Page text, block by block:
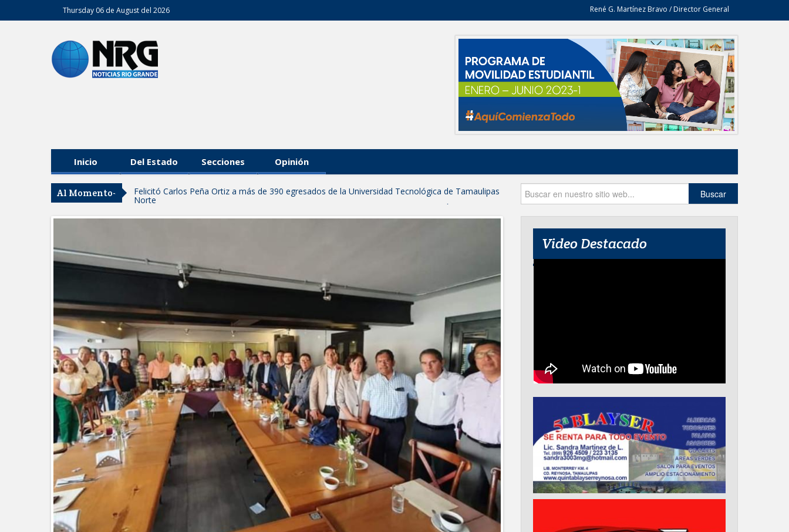
Thursday 06 de August del 2026 René G. Martínez Bravo / Director General
Inicio Del Estado Secciones Opinión
Al Momento- Felicitó Carlos Peña Ortiz a más de 390 egresados de la Universidad Tecnológica de Tamaulipas
Norte
GARANTIZAR UN MEJOR SERVICIO DE AGUA POTABLE
Destacó Alcalde Carlos Peña Ortiz respuesta inmediata de servicios municipales ante tormenta
La UAT, Gobierno del Estado y ganaderos consolidan proyecto “Carne Tam
GOBIERNO MUNICIPAL INVITA A CAMPAÑA DE TAMIZAJE AUDITIVO GRATUITO PARA RECIÉN
NACIDOS EN CLÍNICA UNE NUEVA ERA
Entregó Carlos Peña Ortiz apoyos de "Mamá Luchona", acompañado por la Senadora Maki
Esther Ortiz Domínguez
Instala Sector Salud Comité Estatal de Calidad en Salud para garantizar un trato digno y
humanitario a los pacientes
GOBIERNO MUNICIPAL LLEVARÁ “PRESIDENCIA CERQUITA DE TI” A LAS COLONIAS JARDÍN Y
SAN RAFAEL
Atiende Gobierno de Reynosa reportes ciudadanos
ATIENDE COMAPA MÁS DE 1800 REPORTES RECIBIDOS A TRAVÉS DEL 073 DURANTE JULIO
Llevó Carlos Peña Ortiz programa Subsidio del Agua a Valle Soleado
Prepara DIF Tamaulipas actividades para conmemorar el mes de las personas adultas mayores
ESCUELA DE MÚSICA DEL SISTEMA DIF ABRE INSCRIPCIONES PARA EL CICLO AGOSTO-
DICIEMBRE
Disney reconoce a nivel mundial talento de estudiante de la UAT
Visitó Alcalde a vecinos de Balcones de Alcalá con programa Subsidio del Agua
Tamaulipas sigue impulsando una agenda de infraestructura con sentido humanista
DIRECCIÓN DE DESARROLLO RURAL APOYA A GANADEROS DE NUEVO LAREDO ANTE LA
REAPERTURA DE LA EXPORTACIÓN DE GANADO
Impulsa STPS ferias del empleo para jóvenes en tres regiones de Tamaulipas
Buscar
Video Destacado